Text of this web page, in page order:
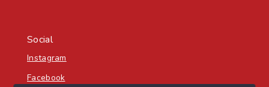
Social
Instagram
Facebook